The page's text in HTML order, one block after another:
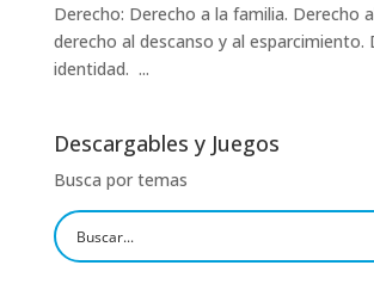
Derecho: Derecho a la familia. Derecho
derecho al descanso y al esparcimiento.
identidad. ...
Descargables y Juegos
Busca por temas